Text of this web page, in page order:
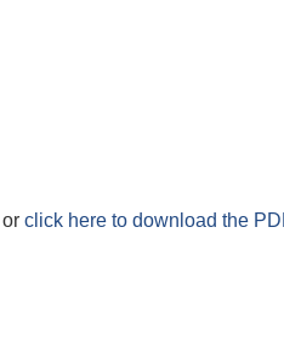
or click here to download the